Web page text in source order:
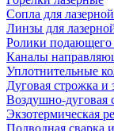
Сопла для
Линзы для
Ролики подающего
Каналы
Уплотнительные
Дуговая строжка и
Воздушно-дуговая
Экзотермическая
Подводная сварка